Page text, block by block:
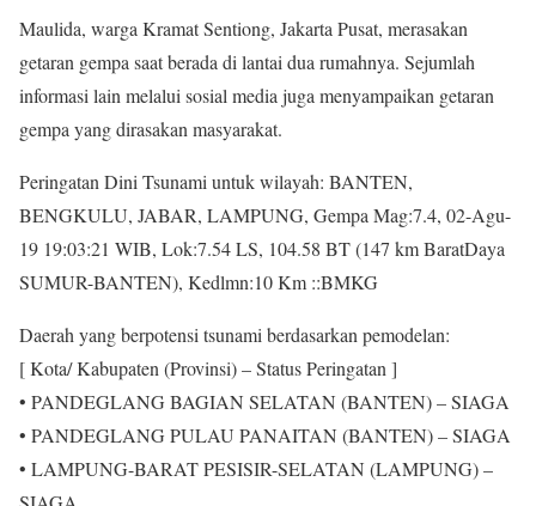
Maulida, warga Kramat Sentiong, Jakarta Pusat, merasakan
getaran gempa saat berada di lantai dua rumahnya. Sejumlah
informasi lain melalui sosial media juga menyampaikan getaran
gempa yang dirasakan masyarakat.
Peringatan Dini Tsunami untuk wilayah: BANTEN,
BENGKULU, JABAR, LAMPUNG, Gempa Mag:7.4, 02-Agu-
19 19:03:21 WIB, Lok:7.54 LS, 104.58 BT (147 km BaratDaya
SUMUR-BANTEN), Kedlmn:10 Km ::BMKG
Daerah yang berpotensi tsunami berdasarkan pemodelan:
[ Kota/ Kabupaten (Provinsi) – Status Peringatan ]
• PANDEGLANG BAGIAN SELATAN (BANTEN) – SIAGA
• PANDEGLANG PULAU PANAITAN (BANTEN) – SIAGA
• LAMPUNG-BARAT PESISIR-SELATAN (LAMPUNG) –